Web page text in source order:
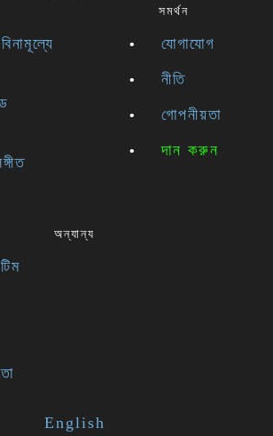
সমর্থন
যোগাযোগ
নীতি
গোপনীয়তা
দান করুন
অন্যান্য
English